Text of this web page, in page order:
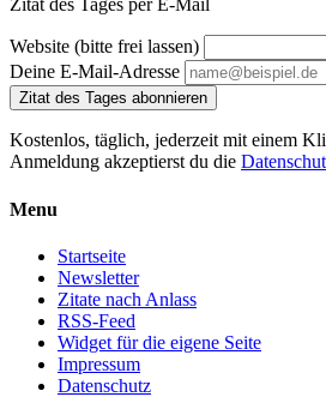
Zitat des Tages per E-Mail
Website (bitte frei lassen)
Deine E-Mail-Adresse
Zitat des Tages abonnieren
Kostenlos, täglich, jederzeit mit einem
Anmeldung akzeptierst du die
Menu
Startseite
Newsletter
Zitate nach Anlass
RSS-Feed
Widget für die eigene Seite
Impressum
Datenschutz